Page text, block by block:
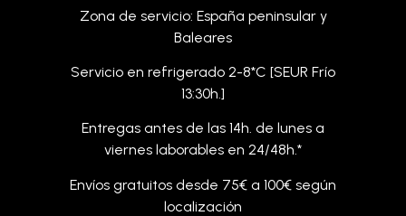
Zona de servicio: España peninsular y
Baleares
Servicio en refrigerado 2-8*C [SEUR Frío
13:30h.]
Entregas antes de las 14h. de lunes a
viernes laborables en 24/48h.*
Envíos gratuitos desde 75€ a 100€ según
localización